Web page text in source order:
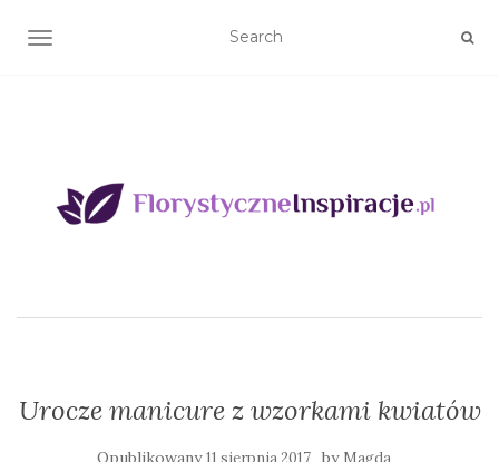
TOGGLE NAVIGATION
Urocze manicure z wzorkami kwiatów
Opublikowany11 sierpnia 2017 by Magda